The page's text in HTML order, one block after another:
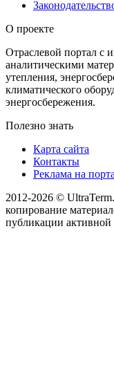
О проекте
Отраслевой портал с
аналитическими
утепления,
климатического
энергосбережения.
Полезно знать
Карта сайта
Контакты
Реклама на
2012-2026 ©
копирование
публикации